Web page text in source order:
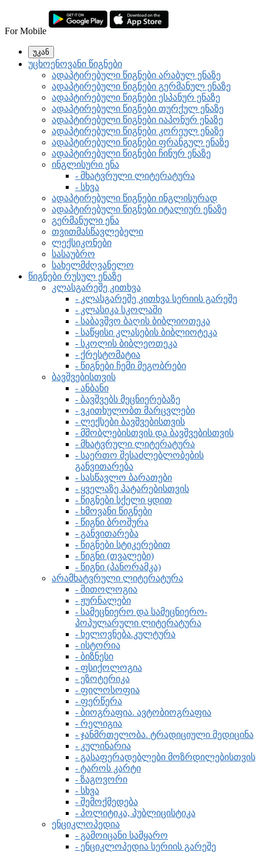
For Mobile
უკან
უცხოენოვანი წიგნები
ადაპტირებული წიგნები არაბულ ენაზე
ადაპტირებული წიგნები გერმანულ ენაზე
ადაპტირებული წიგნები ესპანურ ენაზე
ადაპტირებული წიგნები თურქულ ენაზე
ადაპტირებული წიგნები იაპონურ ენაზე
ადაპტირებული წიგნები კორეულ ენაზე
ადაპტირებული წიგნები ფრანგულ ენაზე
ადაპტირებული წიგნები ჩინურ ენაზე
ინგლისური ენა
- მხატვრული ლიტერატურა
- სხვა
ადაპტირებული წიგნები ინგლისურად
ადაპტირებული წიგნები იტალიურ ენაზე
გერმანული ენა
თვითმასწავლებელი
ლექსიკონები
სასაუბრო
სახელმძღვანელო
წიგნები რუსულ ენაზე
კლასგარეშე კითხვა
- კლასგარეშე კითხვა სერიის გარეშე
- კლასიკა სკოლაში
- საბავშვო ბაღის ბიბლიოთეკა
- საწყისი კლასების ბიბლიოტეკა
- სკოლის ბიბლეოთეკა
- ქრესტომატია
- წიგნები ჩემი მეგობრები
ბავშვებისთვის
- ანბანი
- ბავშვებს მეცნიერებაზე
- ვკითხულობთ მარცვლები
- ლექსები ბავშვებისთვის
- მშობლებისთვის და ბავშვებისთვის
- მხატვრული ლიტერატურა
- საერთო შესაძლებლობების
განვითარება
- სასწავლო ბარათები
- ყველაზე პატარებისთვის
- წიგნები სქელი ყდით
- ხმოვანი წიგნები
- წიგნი ბროშურა
- განვითარება
- წიგნები სტიკერებით
- წიგნი (თვალები)
- წიგნი (პანორამკა)
არამხატვრული ლიტერატურა
- მითოლოგია
- ჟურნალები
- სამეცნიერო და სამეცნიერო-
პოპულარული ლიტერატურა
- ხელოვნება.კულტურა
- ისტორია
- ბიზნესი
- ფსიქოლოგია
- ეზოტერიკა
- ფილოსოფია
- ფერწერა
- ბიოგრაფია. ავტობიოგრაფია
- რელიგია
- ჯანმრთელობა. ტრადიციული მედიცინა
- კულინარია
- გასაფერადებლები მოზრდილებისთვის
- ტაროს კარტი
- ზაგოვორი
- სხვა
- შემოქმედება
- პოლიტიკა, პუბლიცისტიკა
ენციკლოპედია
- გამოიცანი სამყარო
- ენციკლოპედია სერიის გარეშე